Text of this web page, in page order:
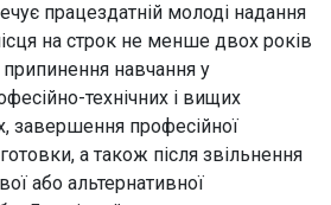
працездатній молоді надання
на строк не менше двох років
припинення навчання у
технічних і вищих
завершення професійної
а також після звільнення
або альтернативної